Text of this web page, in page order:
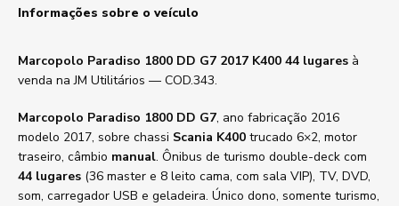
Informações sobre o veículo
Marcopolo Paradiso 1800 DD G7 2017 K400 44 lugares à
venda na JM Utilitários — COD.343.
Marcopolo Paradiso 1800 DD G7, ano fabricação 2016
modelo 2017, sobre chassi Scania K400 trucado 6×2, motor
traseiro, câmbio manual. Ônibus de turismo double-deck com
44 lugares (36 master e 8 leito cama, com sala VIP), TV, DVD,
som, carregador USB e geladeira. Único dono, somente turismo,